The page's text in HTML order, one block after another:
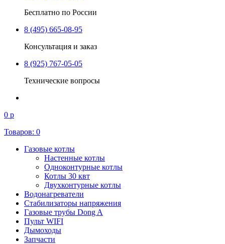
Бесплатно по России
8 (495) 665-08-95
Консультация и заказ
8 (925) 767-05-05
Технические вопросы
0 р
Товаров: 0
Газовые котлы
Настенные котлы
Одноконтурные котлы
Котлы 30 квт
Двухконтурные котлы
Водонагреватели
Стабилизаторы напряжения
Газовые трубы Dong A
Пульт WIFI
Дымоходы
Запчасти